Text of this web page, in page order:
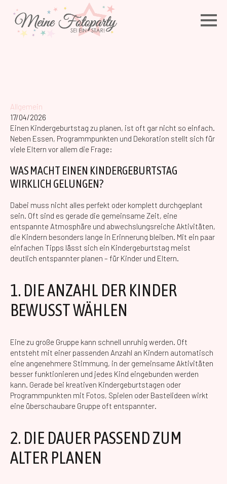
Allgemein
17/04/2026
Einen Kindergeburtstag zu planen, ist oft gar nicht so einfach.
Neben Essen, Programmpunkten und Dekoration stellt sich für
viele Eltern vor allem die Frage:
WAS MACHT EINEN KINDERGEBURTSTAG
WIRKLICH GELUNGEN?
Dabei muss nicht alles perfekt oder komplett durchgeplant
sein. Oft sind es gerade die gemeinsame Zeit, eine
entspannte Atmosphäre und abwechslungsreiche Aktivitäten,
die Kindern besonders lange in Erinnerung bleiben. Mit ein paar
einfachen Tipps lässt sich ein Kindergeburtstag meist
deutlich entspannter planen – für Kinder und Eltern.
1. DIE ANZAHL DER KINDER
BEWUSST WÄHLEN
Eine zu große Gruppe kann schnell unruhig werden. Oft
entsteht mit einer passenden Anzahl an Kindern automatisch
eine angenehmere Stimmung, in der gemeinsame Aktivitäten
besser funktionieren und jedes Kind eingebunden werden
kann. Gerade bei kreativen Kindergeburtstagen oder
Programmpunkten mit Fotos, Spielen oder Bastelideen wirkt
eine überschaubare Gruppe oft entspannter.
2. DIE DAUER PASSEND ZUM
ALTER PLANEN